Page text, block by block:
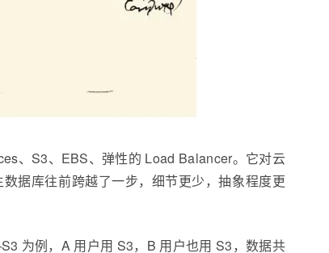
、S3、EBS、弹性的 Load Balancer。它对云
据库往前跨越了一步，细节更少，抽象程度更
为例，A 用户用 S3，B 用户也用 S3，数据共